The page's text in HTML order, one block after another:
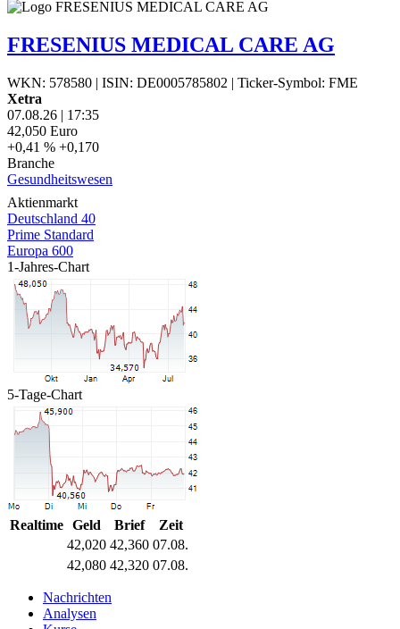
FRESENIUS MEDICAL CARE AG
WKN: 578580 | ISIN: DE0005785802 | Ticker-Symbol: FME
Xetra
07.08.26 | 17:35
42,050 Euro
+0,41 % +0,170
Branche
Gesundheitswesen
Aktienmarkt
Deutschland 40
Prime Standard
Europa 600
1-Jahres-Chart
5-Tage-Chart
Realtime Geld Brief
Zeit
42,020 42,360 07.08.
42,080 42,320 07.08.
Nachrichten
Analysen